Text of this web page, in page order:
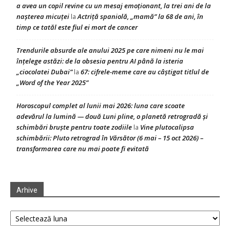
a avea un copil revine cu un mesaj emoționant, la trei ani de la
nașterea micuței laActriță spaniolă, „mamă” la 68 de ani, în
timp ce tatăl este fiul ei mort de cancer
Trendurile absurde ale anului 2025 pe care nimeni nu le mai
înțelege astăzi: de la obsesia pentru AI până la isteria
„ciocolatei Dubai”la 67: cifrele-meme care au câștigat titlul de
„Word of the Year 2025”
Horoscopul complet al lunii mai 2026: luna care scoate
adevărul la lumină — două Luni pline, o planetă retrogradă și
schimbări bruște pentru toate zodiile la Vine plutocalipsa
schimbării: Pluto retrograd în Vărsător (6 mai – 15 oct 2026) –
transformarea care nu mai poate fi evitată
Arhive
Arhive